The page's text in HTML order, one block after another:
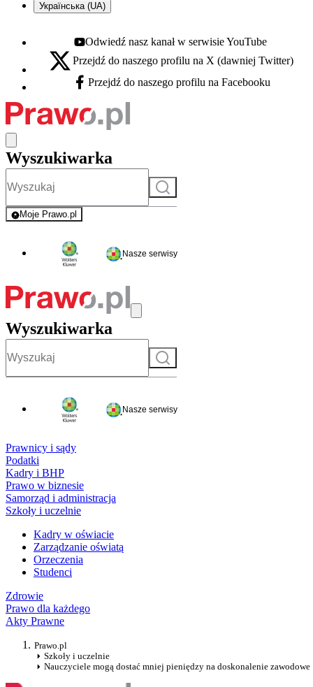
Українська (UA)
Youtube - otwiera się w nowej karcie
Odwiedź nasz kanał w serwisie YouTube
X - otwiera się w nowej karcie
Przejdź do naszego profilu na X (dawniej Twitter)
Facebook - otwiera się w nowej karcie
Przejdź do naszego profilu na Facebooku
Wyszukiwarka
Szukaj
Moje Prawo.pl
- rejestracja i logowanie do serwisu
Nasze serwisy
Wyszukiwarka
Szukaj
Nasze serwisy
Prawnicy i sądy
Podatki
Kadry i BHP
Prawo w biznesie
Samorząd i administracja
Szkoły i uczelnie
Kadry w oświacie
Zarządzanie oświatą
Orzeczenia
Studenci
Zdrowie
Prawo dla każdego
Akty Prawne
Prawo.pl
Szkoły i uczelnie
Nauczyciele mogą dostać mniej pieniędzy na doskonalenie zawodowe